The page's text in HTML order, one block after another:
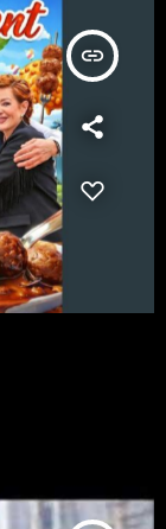
insert_link